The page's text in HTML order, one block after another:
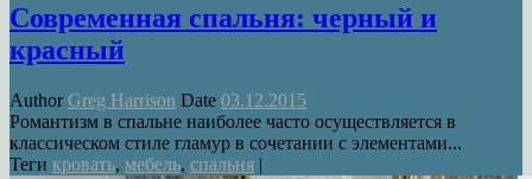
Современная спальня: черный и
красный
AuthorGreg Harrison Date 03.12.2015
Романтизм в спальне наиболее часто осуществляется в
классическом стиле гламур в сочетании с элементами...
Теги кровать, мебель, спальня |